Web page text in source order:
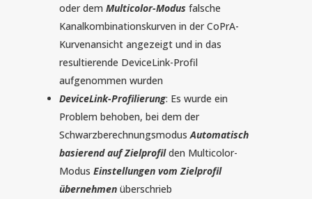
oder dem Multicolor-Modus falsche
Kanalkombinationskurven in der CoPrA-
Kurvenansicht angezeigt und in das
resultierende DeviceLink-Profil
aufgenommen wurden
DeviceLink-Profilierung: Es wurde ein
Problem behoben, bei dem der
SchwarzberechnungsmodusAutomatisch
basierend auf Zielprofilden Multicolor-
Modus Einstellungen vom Zielprofil
übernehmenüberschrieb